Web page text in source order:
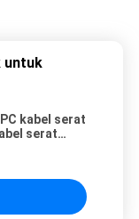
untuk
kabel serat
serat